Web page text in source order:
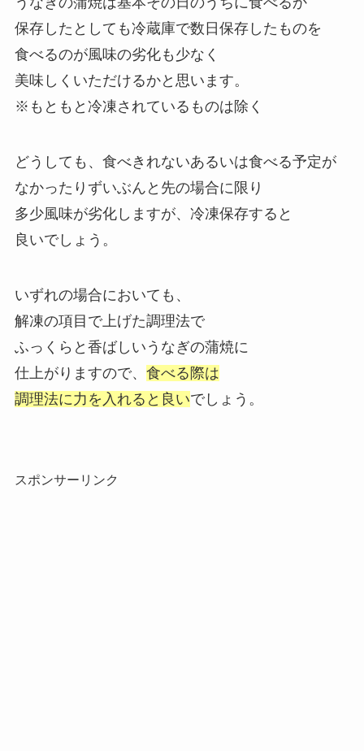
保存したとしても冷蔵庫で数日保存したものを
食べるのが風味の劣化も少なく
美味しくいただけるかと思います。
※もともと冷凍されているものは除く
どうしても、食べきれないあるいは食べる予定が
なかったりずいぶんと先の場合に限り
多少風味が劣化しますが、冷凍保存すると
良いでしょう。
いずれの場合においても、
解凍の項目で上げた調理法で
ふっくらと香ばしいうなぎの蒲焼に
仕上がりますので、 食べる際は
調理法に力を入れると良いでしょう。
スポンサーリンク